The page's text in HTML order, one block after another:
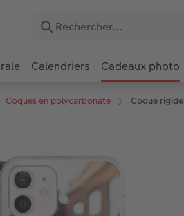
Calendriers Cadeaux photo
Coques en polycarbonate Coque rigide